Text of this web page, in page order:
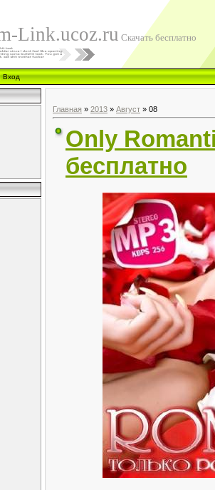
Link.ucoz.ru Скачать бесплатно
Вход
Главная » 2013 » Август » 08
Only
бесплатно